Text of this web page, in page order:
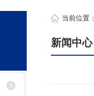
当前位置：
新闻中心